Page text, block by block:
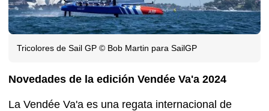
Tricolores de Sail GP © Bob Martin para SailGP
Novedades de la edición Vendée Va'a 2024
La Vendée Va'a es una regata internacional de